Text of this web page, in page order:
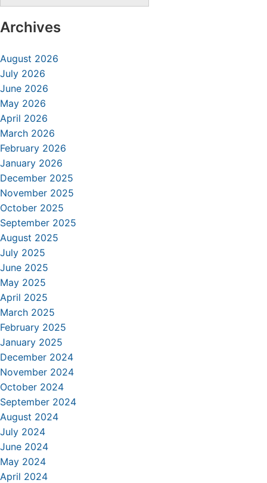
Archives
August 2026
July 2026
June 2026
May 2026
April 2026
March 2026
February 2026
January 2026
December 2025
November 2025
October 2025
September 2025
August 2025
July 2025
June 2025
May 2025
April 2025
March 2025
February 2025
January 2025
December 2024
November 2024
October 2024
September 2024
August 2024
July 2024
June 2024
May 2024
April 2024